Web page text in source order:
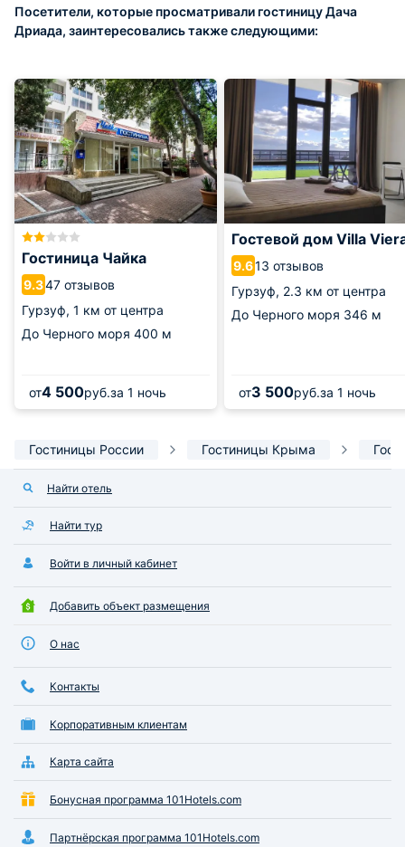
Посетители, которые просматривали гостиницу Дача
Дриада, заинтересовались также следующими:
Гостиница Чайка
9.347 отзывов
Гурзуф, 1 км от центра
До Черного моря 400 м
от4 500руб.за 1 ночь
Гостевой дом Villa
9.613 отзывов
Гурзуф, 2.3 км от центра
До Черного моря 346 м
от3 500руб.за 1 ночь
Гостиницы России Гостиницы Крыма
Найти отель
Найти тур
Войти в личный кабинет
Добавить объект размещения
О нас
Контакты
Корпоративным клиентам
Карта сайта
Бонусная программа 101Hotels.com
Партнёрская программа 101Hotels.com